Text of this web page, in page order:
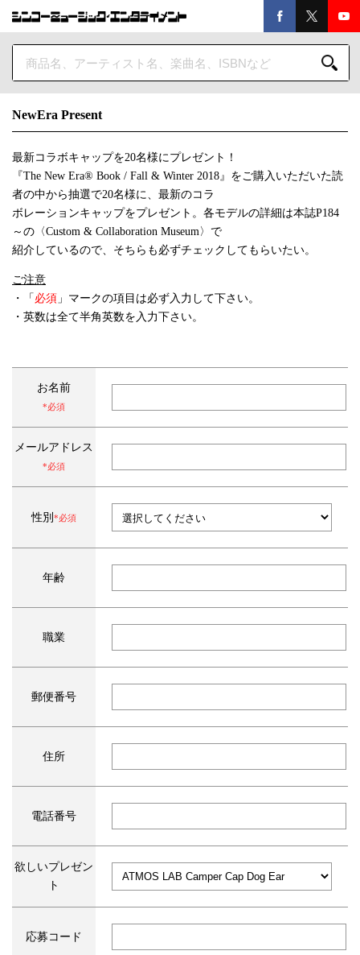
NewEra Present
最新コラボキャップを20名様にプレゼント！
『The New Era® Book / Fall & Winter 2018』をご購入いただいた読
者の中から抽選で20名様に、最新のコラ
ボレーションキャップをプレゼント。各モデルの詳細は本誌P184
～の〈Custom & Collaboration Museum〉で
紹介しているので、そちらも必ずチェックしてもらいたい。
ご注意
・「 必須 」マークの項目は必ず入力して下さい。
・英数は全て半角英数を入力下さい。
お名前
*必須
メールアドレス
*必須
性別 *必須
年齢
職業
郵便番号
住所
電話番号
欲しいプレゼン
ト
応募コード